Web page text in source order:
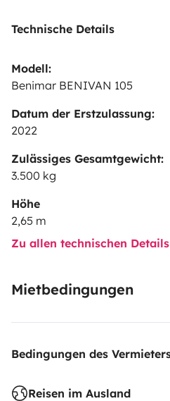
und 1 Satz Handtücher pro
Strandhandtuch mitzubringen.
Technische Details
Modell:
Benimar BENIVAN 105
Datum der Erstzulassung:
2022
Zulässiges Gesamtgewicht:
3.500 kg
Höhe
2,65 m
Zu allen technischen Details
Mietbedingungen
Bedingungen des
Reisen im Ausland